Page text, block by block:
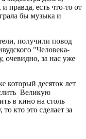
правда, есть что-то от
бы музыка и
получили повод
"Человека-
очевидно, за нас уже
который десяток лет
Великую
в кино на столь
кто это сделает за